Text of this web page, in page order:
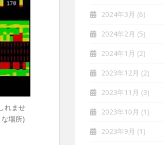
れませ
場所)
2024年3月 (6)
2024年2月 (5)
2024年1月 (2)
2023年12月 (2)
2023年11月 (3)
2023年10月 (1)
2023年9月 (1)